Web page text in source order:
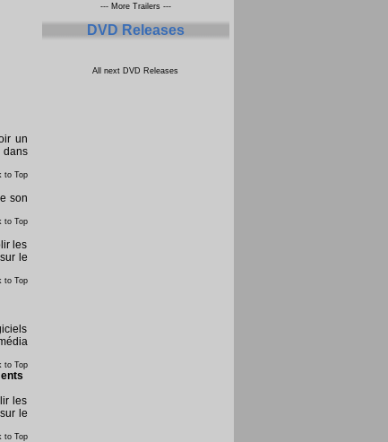
un
dans
to Top
son
to Top
les
le
to Top
to Top
les
le
to Top
--- More Trailers ---
DVD Releases
All next DVD Releases